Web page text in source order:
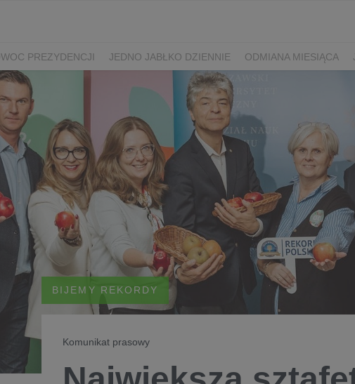
PREZYDENCJI JEDNO JABŁKO DZIENNIE ODMIANA MIESIĄCA
BIJEMY REKORDY
Komunikat prasowy